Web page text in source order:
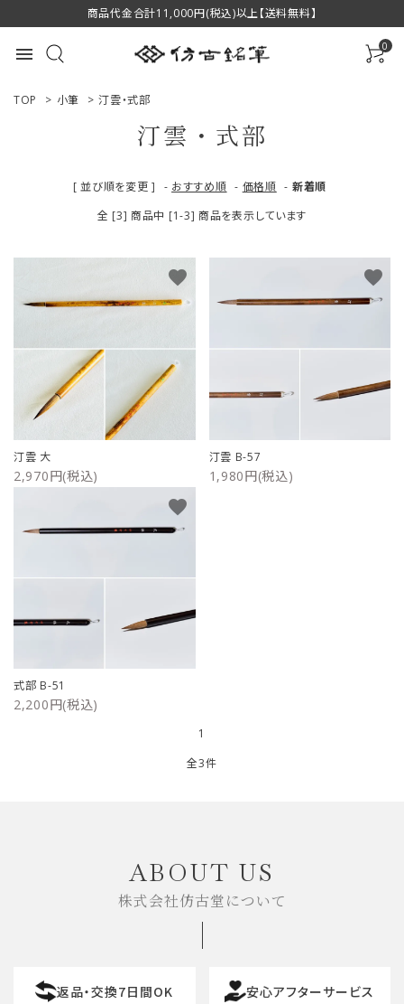
商品代金合計11,000円(税込)以上【送料無料】
menu 0
ACCOUNT MENU
私たちについて
プライバシーポリシー
特定商取引法について
TOP > 小筆 > 汀雲・式部
汀雲・式部
[ 並び順を変更 ] - おすすめ順 - 価格順 - 新着順
全 [3] 商品中 [1-3] 商品を表示しています
汀雲 大
2,970円(税込)
favorite
汀雲 B-57
1,980円(税込)
favorite
式部 B-51
2,200円(税込)
favorite
1
全3件
ABOUT US
株式会社仿古堂について
返品・交換7日間OK 安心アフターサービス